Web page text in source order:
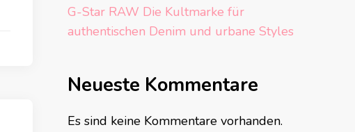
G-Star RAW Die Kultmarke für
authentischen Denim und urbane Styles
Neueste Kommentare
Es sind keine Kommentare vorhanden.